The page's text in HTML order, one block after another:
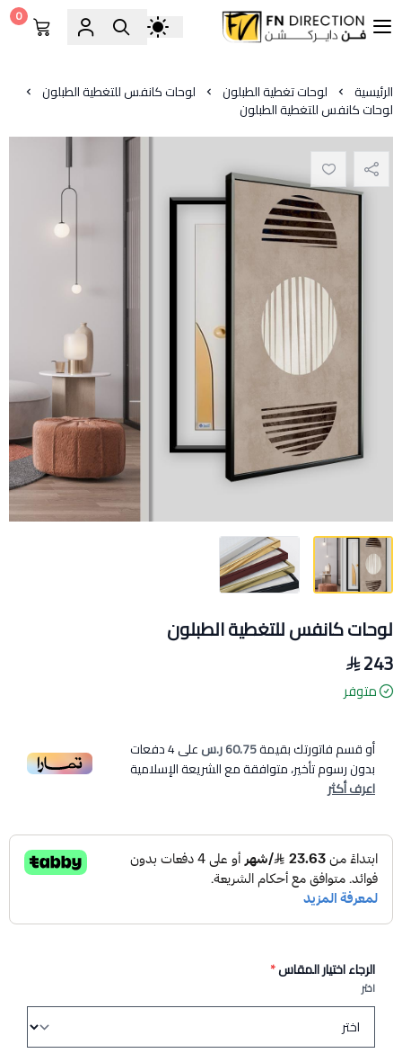
فن دايركشن
0
الرئيسية لوحات تغطية الطبلون لوحات كانفس للتغطية الطبلون
لوحات كانفس للتغطية الطبلون
لوحات كانفس للتغطية الطبلون
243
متوفر
أو قسم فاتورتك بقيمة60.75 ر.س على4دفعات
بدون رسوم تأخير، متوافقة مع الشريعة الإسلامية
اعرف أكثر
الرجاء اختيار المقاس*
اختر